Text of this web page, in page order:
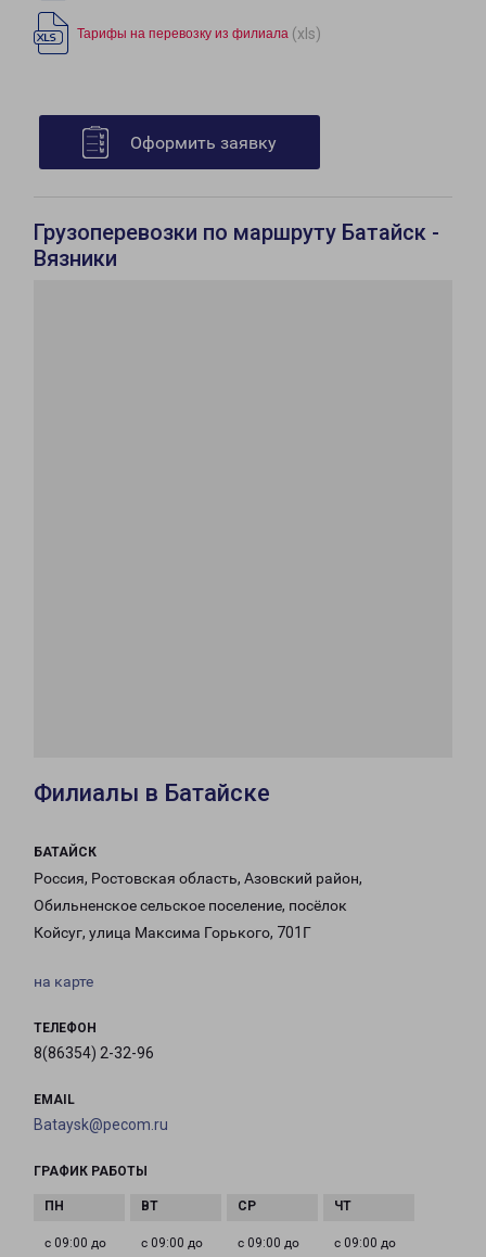
Тарифы на перевозку из филиала (xls)
Оформить заявку
Грузоперевозки по маршруту Батайск -
Вязники
Филиалы в Батайске
БАТАЙСК
Россия, Ростовская область, Азовский район,
Обильненское сельское поселение, посёлок
Койсуг, улица Максима Горького, 701Г
на карте
ТЕЛЕФОН
8(86354) 2-32-96
EMAIL
Bataysk@pecom.ru
ГРАФИК РАБОТЫ
с 09:00 до
с 09:00 до
с 09:00 до
с 09:00 до